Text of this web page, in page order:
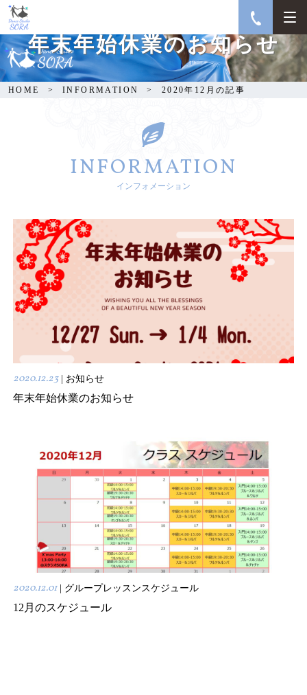
年末年始休業のお知らせ
HOME INFORMATION 2020年12月の記事
INFORMATION
インフォメーション
2020.12.23| お知らせ
年末年始休業のお知らせ
2020.12.01| グループレッスンスケジュール
12月のスケジュール